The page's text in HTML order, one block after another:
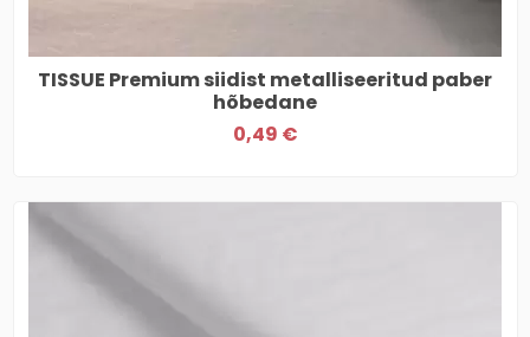
TISSUE Premium siidist metalliseeritud paber
hõbedane
0,49 €